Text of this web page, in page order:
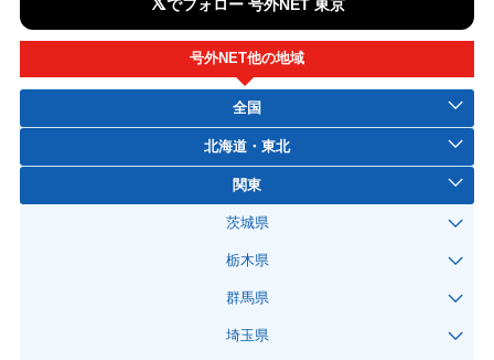
でフォロー 号外NET 東京
号外NET他の地域
全国
北海道・東北
関東
茨城県
栃木県
群馬県
埼玉県